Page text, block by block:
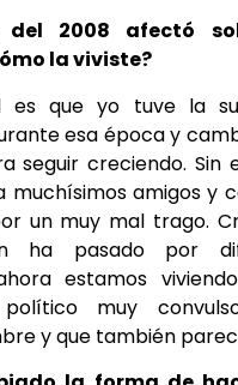
del 2008 afectó
la viviste?
es que yo tuve la
esa época y
seguir creciendo. Sin
muchísimos amigos y
un muy mal trago.
ha pasado por
estamos
muy
y que también